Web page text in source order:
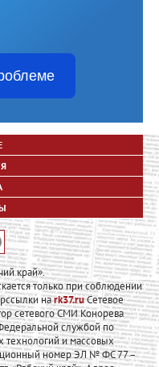
край».
только при соблюдении
наrk37.ruСетевое
сетевого СМИ Конорева
службой по
технологий и массовых
номер ЭЛ № ФС 77 –